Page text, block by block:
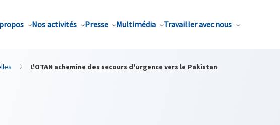
Nos activités Presse Multimédia Travailler avec nous
L'OTAN achemine des secours d'urgence vers le Pakistan